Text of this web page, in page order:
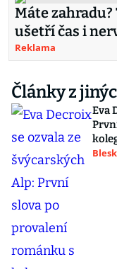
Máte
ušetří čas i
Reklama
Články z
Eva